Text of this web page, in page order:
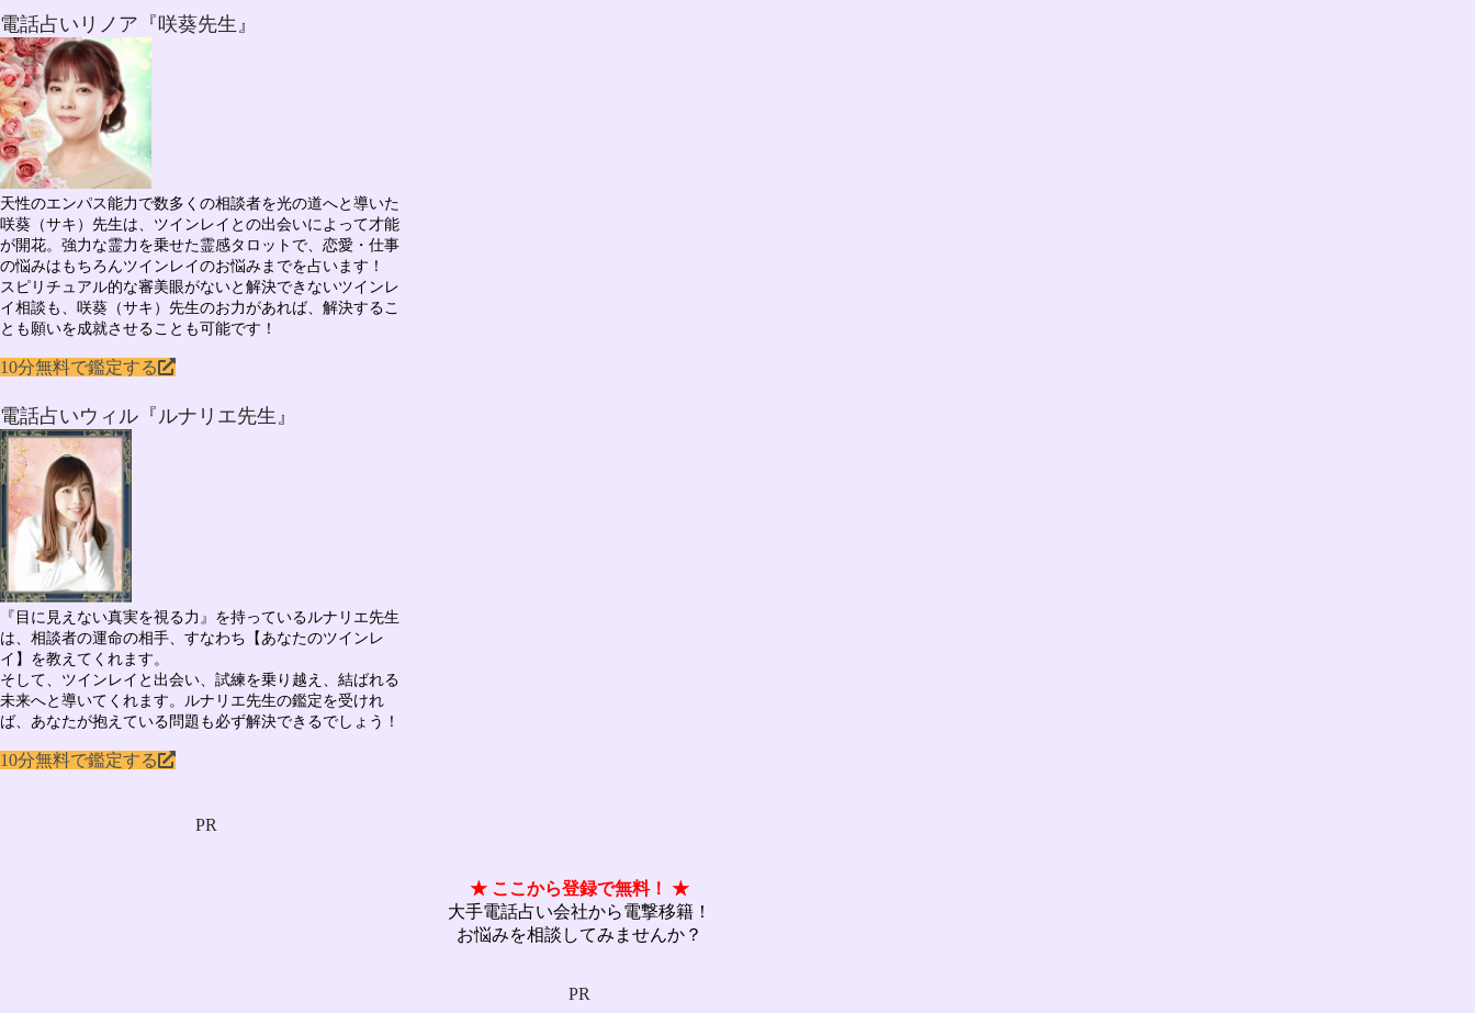
電話占いリノア『咲葵先生』
天性のエンパス能力で数多くの相談者を光の道へと導いた
咲葵（サキ）先生は、ツインレイとの出会いによって才能
が開花。強力な霊力を乗せた霊感タロットで、 恋愛・仕事
の悩みはもちろんツインレイのお悩みまでを占います！
スピリチュアル的な審美眼がないと解決できないツインレ
イ相談も、咲葵（サキ）先生のお力があれば、解決するこ
とも願いを成就させることも可能です！
10分無料で鑑定する
電話占いウィル『ルナリエ先生』
『目に見えない真実を視る力』を持っているルナリエ先生
は、相談者の運命の相手、すなわち 【あなたのツインレ
イ】 を教えてくれます。
そして、ツインレイと出会い、試練を乗り越え、結ばれる
未来へと導いてくれます。ルナリエ先生の鑑定を受けれ
ば、あなたが抱えている問題も必ず解決できるでしょう！
10分無料で鑑定する
PR
★ ここから登録で無料！ ★
大手電話占い会社から電撃移籍！
お悩みを相談してみませんか？
PR